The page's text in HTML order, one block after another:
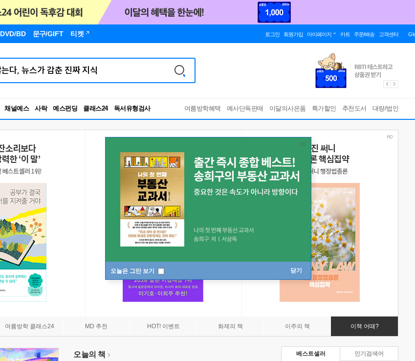
DVD/BD 문구/GIFT 티켓 로그인 회원가입 마이페이지 카트 주문/배송 고객센터
채널예스 사락 예스펀딩 클래스24
RBTI Lab
독서유형검사
여름방학혜택 예사단독판매 이달의사은품 특가할인 추천도서 대량/법인
오늘은 그만 보기 닫기
여름방학 클래스24 MD 추천 HOT! 이벤트 화제의 책 이주의 책 이책 어때?
오늘의 책 베스트셀러 인기검색어